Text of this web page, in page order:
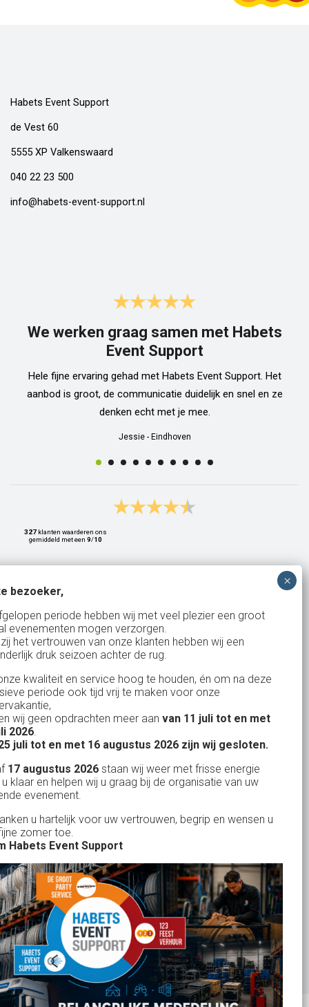
Habets Event Support
de Vest 60
5555 XP Valkenswaard
040 22 23 500
info@habets-event-support.nl
We werken graag samen met Habets
Event Support
Hele fijne ervaring gehad met Habets Event Support. Het
aanbod is groot, de communicatie duidelijk en snel en ze
denken echt met je mee.
Jessie - Eindhoven
327 klanten waarderen ons
gemiddeld met een 9/10
Bank: NL15ABNA0561810710
KvK: 17167131
BTW: NL.1678.53.296.B01
Uw partner in:
Evenementen verhuur
Feestverhuur
Licht- en Geluidverhuur
Horeca verhuur
Partyverhuur
Je vindt ons op
bezoeker,
periode hebben wij met veel plezier een groot
evenementen mogen verzorgen.
het vertrouwen van onze klanten hebben wij een
druk seizoen achter de rug.
kwaliteit en service hoog te houden, én om na deze
periode ook tijd vrij te maken voor onze
wij geen opdrachten meer aan van 11 juli tot en met
2026.
juli tot en met 16 augustus 2026 zijn wij gesloten.
17 augustus 2026 staan wij weer met frisse energie
klaar en helpen wij u graag bij de organisatie van uw
evenement.
u hartelijk voor uw vertrouwen, begrip en wensen u
zomer toe.
Habets Event Support